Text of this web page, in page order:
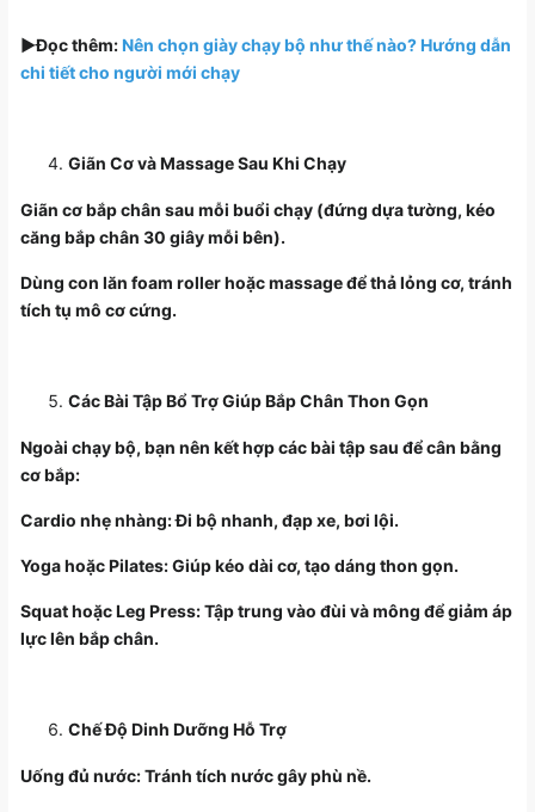
▶️Đọc thêm:Nên chọn giày chạy bộ như thế nào? Hướng dẫn
chi tiết cho người mới chạy
Giãn Cơ và Massage Sau Khi Chạy
Giãn cơ bắp chân sau mỗi buổi chạy (đứng dựa tường, kéo
căng bắp chân 30 giây mỗi bên).
Dùng con lăn foam roller hoặc massage để thả lỏng cơ, tránh
tích tụ mô cơ cứng.
Các Bài Tập Bổ Trợ Giúp Bắp Chân Thon Gọn
Ngoài chạy bộ, bạn nên kết hợp các bài tập sau để cân bằng
cơ bắp:
Cardio nhẹ nhàng: Đi bộ nhanh, đạp xe, bơi lội.
Yoga hoặc Pilates: Giúp kéo dài cơ, tạo dáng thon gọn.
Squat hoặc Leg Press: Tập trung vào đùi và mông để giảm áp
lực lên bắp chân.
Chế Độ Dinh Dưỡng Hỗ Trợ
Uống đủ nước: Tránh tích nước gây phù nề.